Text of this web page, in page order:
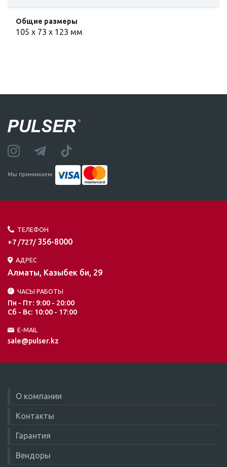
Общие размеры
105 x 73 x 123 мм
Мы принимаем:
ТЕЛЕФОН
+7 /727/ 356-8000
АДРЕС
Алматы, Казыбек би, 29
ЧАСЫ РАБОТЫ
Пн - Пт: 9:00 - 20:00
Сб - Вс: 10:00 - 17:00
E-MAIL
sale@pulser.kz
О компании
Контакты
Гарантия
Вендоры